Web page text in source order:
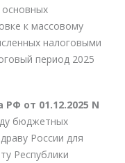
к массовому
налоговыми
период 2025
от 01.12.2025 N
бюджетных
России для
Республики